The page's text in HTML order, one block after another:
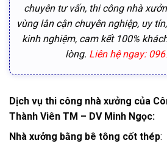
chuyên tư vấn, thi công nhà
vùng lân cận chuyên nghiệp, uy
kinh nghiệm, cam kết 100%
lòng. Liên hệ ngay:
Dịch vụ thi công nhà xưởng của
Thành Viên TM – DV Minh Ngọc:
Nhà xưởng bằng bê tông cốt thép: